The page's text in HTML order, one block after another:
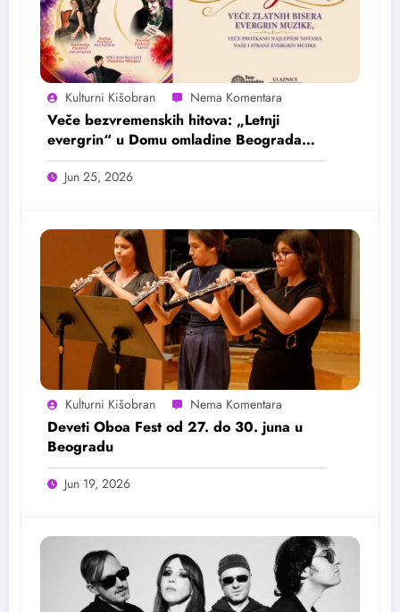
Kulturni Kišobran
Veče bezvremenskih hitova: „Letnji
evergrin“ u Domu omladine Beograda
25. juna
Jun 25, 2026
Kulturni Kišobran
Deveti Oboa Fest od 27. do 30. juna u
Beogradu
Jun 19, 2026